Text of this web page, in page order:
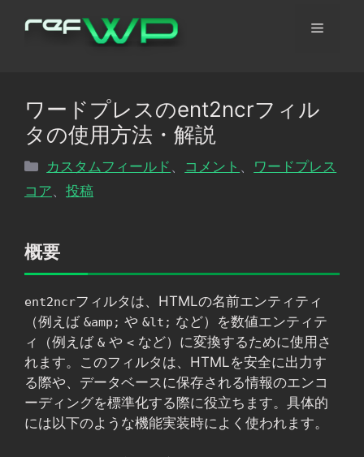
メ
ー
ワードプレスのent2ncrフィル
タの使用方法・解説
カ
テ
ー
カスタムフィールド コメント
ワードプレス
コア
投稿
概要
ent2ncrフィルタは、HTMLの名前エンティティ
（例えば &amp; や &lt; など）を数値エンティテ
ィ（例えば & や < など）に変換するために使用さ
れます。このフィルタは、HTMLを安全に出力す
る際や、データベースに保存される情報のエンコ
ーディングを標準化する際に役立ちます。具体的
には以下のような機能実装時によく使われます。